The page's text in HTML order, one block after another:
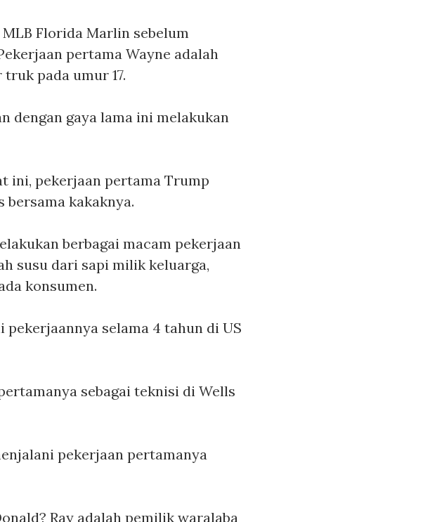
Florida Marlin sebelum
pertama Wayne adalah
pada umur 17.
dengan gaya lama ini melakukan
ini, pekerjaan pertama Trump
bersama kakaknya.
berbagai macam pekerjaan
susu dari sapi milik keluarga,
konsumen.
selama 4 tahun di US
sebagai teknisi di Wells
pekerjaan pertamanya
Ray adalah pemilik waralaba